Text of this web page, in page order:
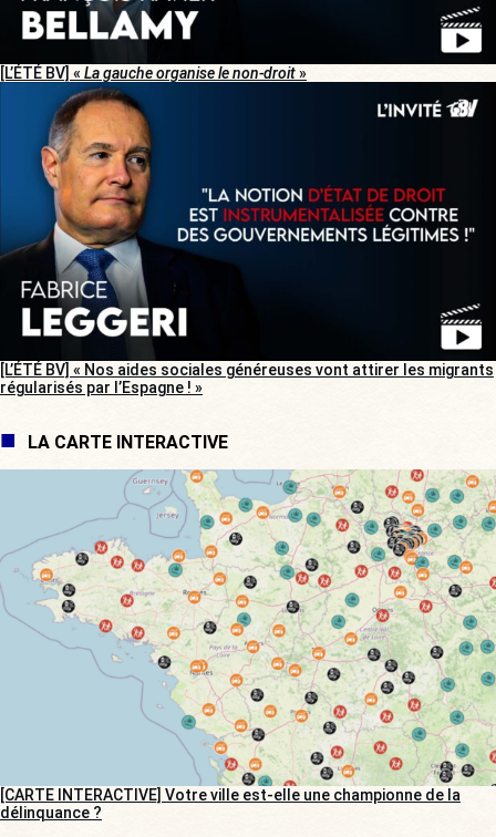
[L’ÉTÉ BV] « La gauche organise le non-droit»
[L’ÉTÉ BV] « Nos aides sociales généreuses vont attirer les migrants
régularisés par l’Espagne ! »
LA CARTE INTERACTIVE
[CARTE INTERACTIVE] Votre ville est-elle une championne de la
délinquance ?